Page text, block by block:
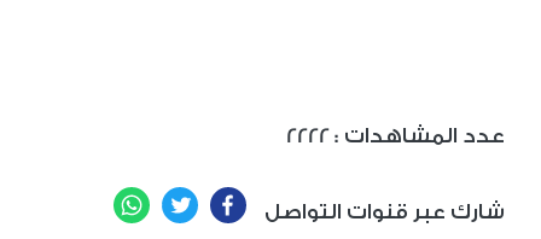
2222 : عدد المشاهدات
شارك عبر قنوات التواصل Facebook
Twitter